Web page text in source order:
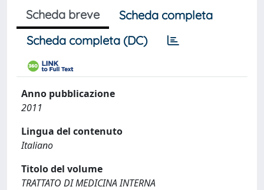
Scheda breve
Scheda completa
Scheda completa (DC)
Anno pubblicazione
2011
Lingua del contenuto
Italiano
Titolo del volume
TRATTATO DI MEDICINA INTERNA